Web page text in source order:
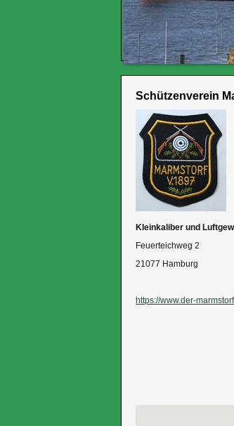
Schützenverein
Kleinkaliber und
Feuerteichweg 2
21077 Hamburg
https://www.der-